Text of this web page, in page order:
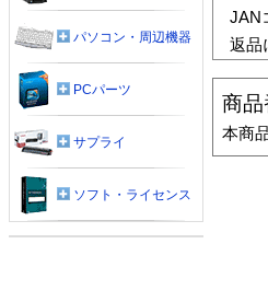
JAN
返品
商
本商
パソコン・周辺機器
PCパーツ
サプライ
ソフト・ライセンス